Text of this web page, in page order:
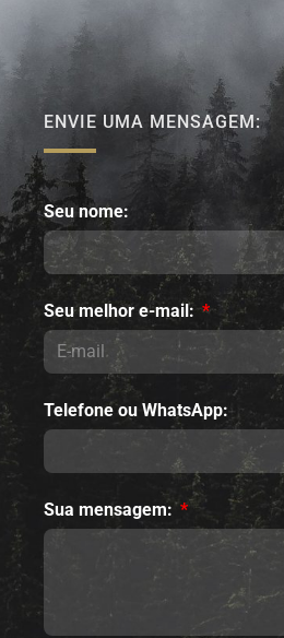
ENVIE UMA MENSAGEM:
Seu nome:
Seu melhor e-mail:
Telefone ou WhatsApp:
Sua mensagem: